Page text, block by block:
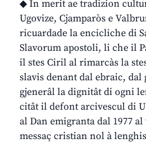
◆ In merit ae tradizion
Ugovize, Cjamparòs e
ricuardade la encicliche di
Slavorum apostoli, li che il
il stes Ciril al rimarcàs la
slavis denant dal ebraic,
gjenerâl la dignitât di ogni
citât il defont arcivescul di
al Dan emigranta dal 1977
messaç cristian nol à